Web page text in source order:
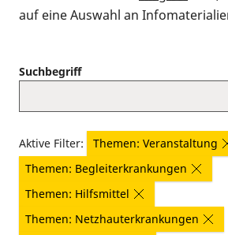
auf eine Auswahl an
Suchbegriff
Aktive Filter:
Themen: Veranstaltung
Themen: Begleiterkrankungen
Themen: Hilfsmittel
Themen: Netzhauterkrankungen